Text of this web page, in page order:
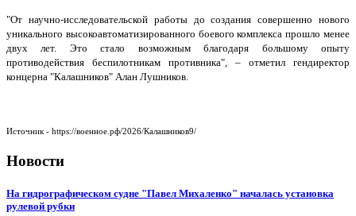
"От научно-исследовательской работы до создания совершенно нового
уникального высокоавтоматизированного боевого комплекса прошло менее
двух лет. Это стало возможным благодаря большому опыту
противодействия беспилотникам противника", – отметил гендиректор
концерна "Калашников" Алан Лушников.
Источник - https://военное.рф/2026/Калашников9/
Новости
На гидрографическом судне "Павел Михаленко" началась установка
рулевой рубки